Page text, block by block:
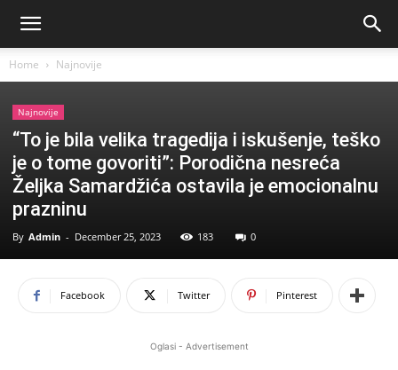
Home Najnovije
Najnovije
“To je bila velika tragedija i iskušenje, teško
je o tome govoriti”: Porodična nesreća
Željka Samardžića ostavila je emocionalnu
prazninu
By Admin - December 25, 2023 183 0
Facebook Twitter Pinterest
Oglasi - Advertisement